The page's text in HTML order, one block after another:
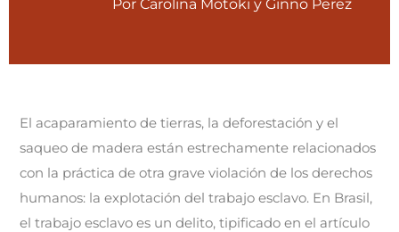
Por Carolina Motoki y Ginno Perez
El acaparamiento de tierras, la deforestación y el
saqueo de madera están estrechamente relacionados
con la práctica de otra grave violación de los derechos
humanos: la explotación del trabajo esclavo. En Brasil,
el trabajo esclavo es un delito, tipificado en el artículo